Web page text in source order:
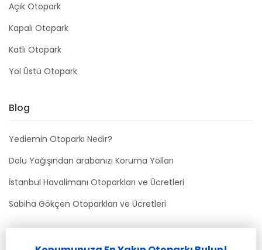
Açık Otopark
Kapalı Otopark
Katlı Otopark
Yol Üstü Otopark
Blog
Yediemin Otoparkı Nedir?
Dolu Yağışından arabanızı Koruma Yolları
İstanbul Havalimanı Otoparkları ve Ücretleri
Sabiha Gökçen Otoparkları ve Ücretleri